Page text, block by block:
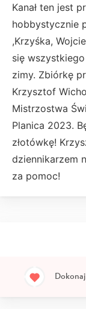
Kanał ten jest
hobbystycznie
,Krzyśka,
się
zimy. Zbiórkę
Krzysztof
Mistrzostwa
Planica 2023.
złotówkę!
dziennikarzem
za pomoc!